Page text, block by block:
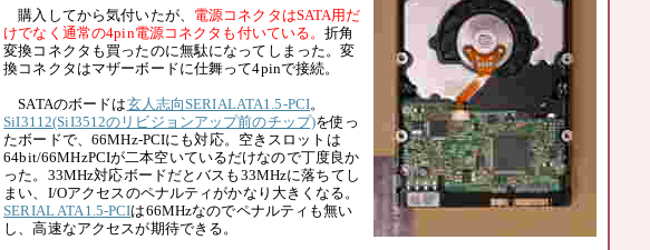
購入してから気付いたが、 電源コネクタはSATA用だ
けでなく通常の4pin電源コネクタも付いている。折角
変換コネクタも買ったのに無駄になってしまった。変
換コネクタはマザーボードに仕舞って4pinで接続。
SATAのボードは玄人志向SERIALATA1.5-PCI。
SiI3112(SiI3512のリビジョンアップ前のチップ)を使っ
たボードで、66MHz-PCIにも対応。空きスロットは
64bit/66MHzPCIが二本空いているだけなので丁度良か
った。33MHz対応ボードだとバスも33MHzに落ちてし
まい、I/Oアクセスのペナルティがかなり大きくなる。
SERIAL ATA1.5-PCIは66MHzなのでペナルティも無い
し、高速なアクセスが期待できる。